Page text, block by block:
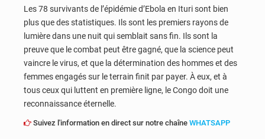
Les 78 survivants de l’épidémie d’Ebola en Ituri sont bien
plus que des statistiques. Ils sont les premiers rayons de
lumière dans une nuit qui semblait sans fin. Ils sont la
preuve que le combat peut être gagné, que la science peut
vaincre le virus, et que la détermination des hommes et des
femmes engagés sur le terrain finit par payer. À eux, et à
tous ceux qui luttent en première ligne, le Congo doit une
reconnaissance éternelle.
Suivez l'information en direct sur notre chaîne WHATSAPP